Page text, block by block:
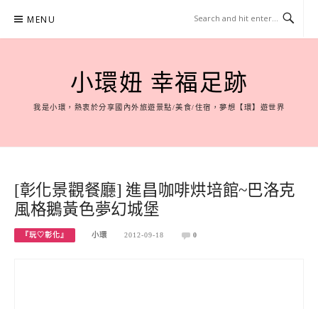
content
MENU
小環妞 幸福足跡
我是小環，熱衷於分享國內外旅遊景點/美食/住宿，夢想【環】遊世界
[彰化景觀餐廳] 進昌咖啡烘培館~巴洛克
風格鵝黃色夢幻城堡
『玩♡彰化』 小環 2012-09-18 0